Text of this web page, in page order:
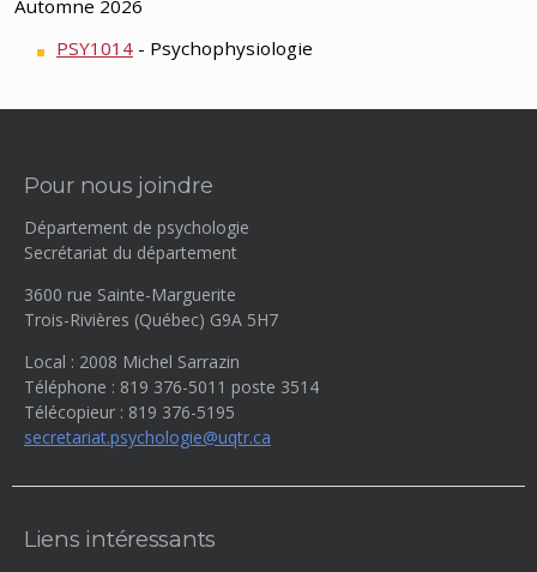
Automne 2026
PSY1014- Psychophysiologie
Pour nous joindre
Département de psychologie
Secrétariat du département
3600 rue Sainte-Marguerite
Trois-Rivières (Québec) G9A 5H7
Local : 2008 Michel Sarrazin
Téléphone : 819 376-5011 poste 3514
Télécopieur : 819 376-5195
secretariat.psychologie@uqtr.ca
Liens intéressants